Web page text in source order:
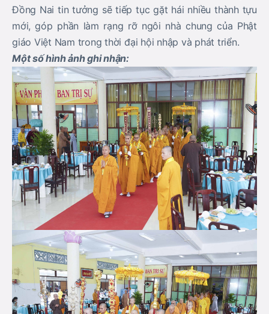
Đồng Nai tin tưởng sẽ tiếp tục gặt hái nhiều thành tựu
mới, góp phần làm rạng rỡ ngôi nhà chung của Phật
giáo Việt Nam trong thời đại hội nhập và phát triển.
Một số hình ảnh ghi nhận: